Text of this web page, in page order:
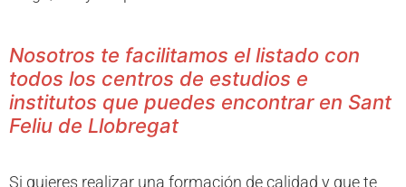
Nosotros te facilitamos el listado con
todos los centros de estudios e
institutos que puedes encontrar en Sant
Feliu de Llobregat
Si quieres realizar una formación de calidad y que te